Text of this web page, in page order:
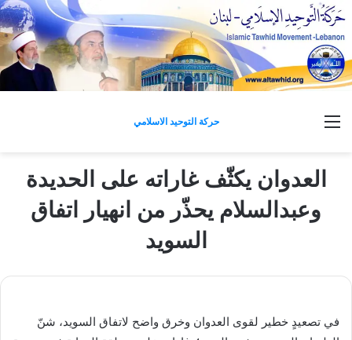
حركة التوحيد الاسلامي القائمة
العدوان يكثّف غاراته على الحديدة
وعبدالسلام يحذّر من انهيار اتفاق
السويد
في تصعيدٍ خطير لقوى العدوان وخرق واضح لاتفاق السويد، شنّ